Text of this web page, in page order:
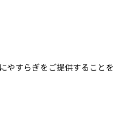
やすらぎをご提供することを